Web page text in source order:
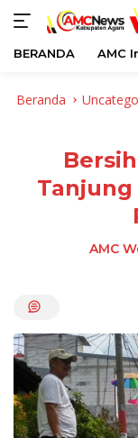
BERANDA AMC
Beranda
AMC